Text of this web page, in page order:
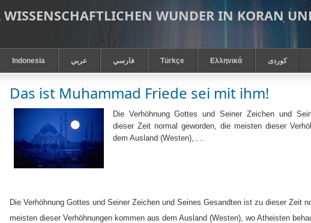
WISSENSCHAFTLICHEN WUNDER IN KORAN
Indonesia عربي فارسي Türkçe Ελληνικά كوردى
Das ist Muhammad Friede sei mit ihm!
Die Verhöhnung Gottes und Seiner Zeichen und
dieser Zeit normal geworden, die meisten dieser
dem Ausland (Westen),….
Die Verhöhnung Gottes und Seiner Zeichen und Seines Gesandten ist zu dieser Zeit
meisten dieser Verhöhnungen kommen aus dem Ausland (Westen), wo Atheisten